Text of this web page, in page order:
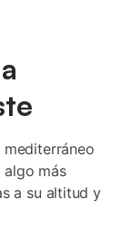
más
a su altitud y